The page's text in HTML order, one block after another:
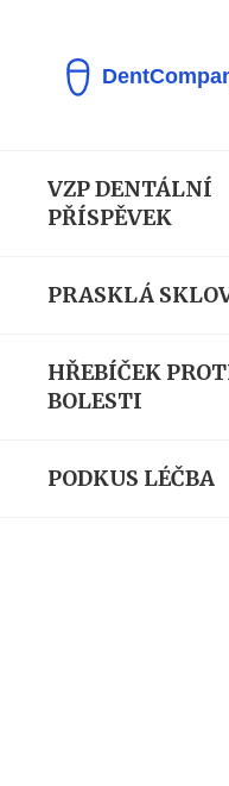
VZP DENTÁLNÍ
PŘÍSPĚVEK
PRASKLÁ
HŘEBÍČEK
BOLESTI
PODKUS LÉČBA